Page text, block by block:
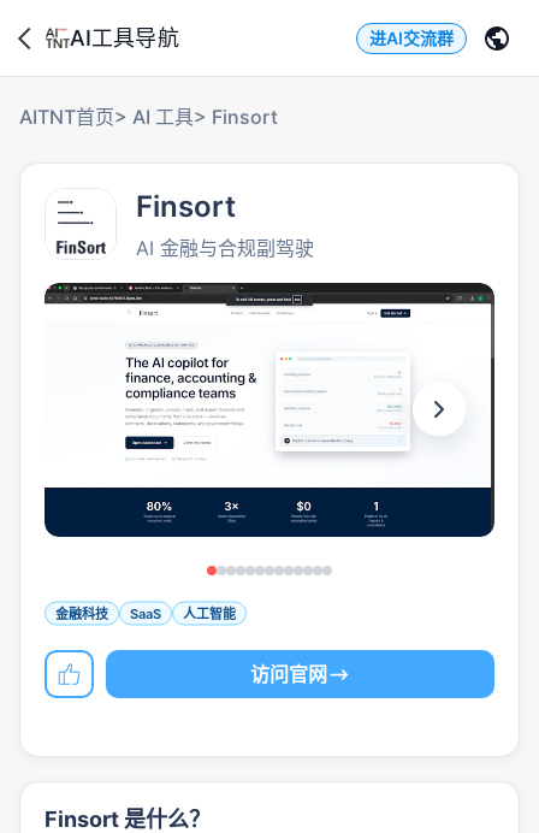
AI工具导航 进AI交流群
AITNT首页> AI 工具> Finsort
Finsort
AI 金融与合规副驾驶
金融科技 SaaS 人工智能
访问官网
Finsort 是什么？